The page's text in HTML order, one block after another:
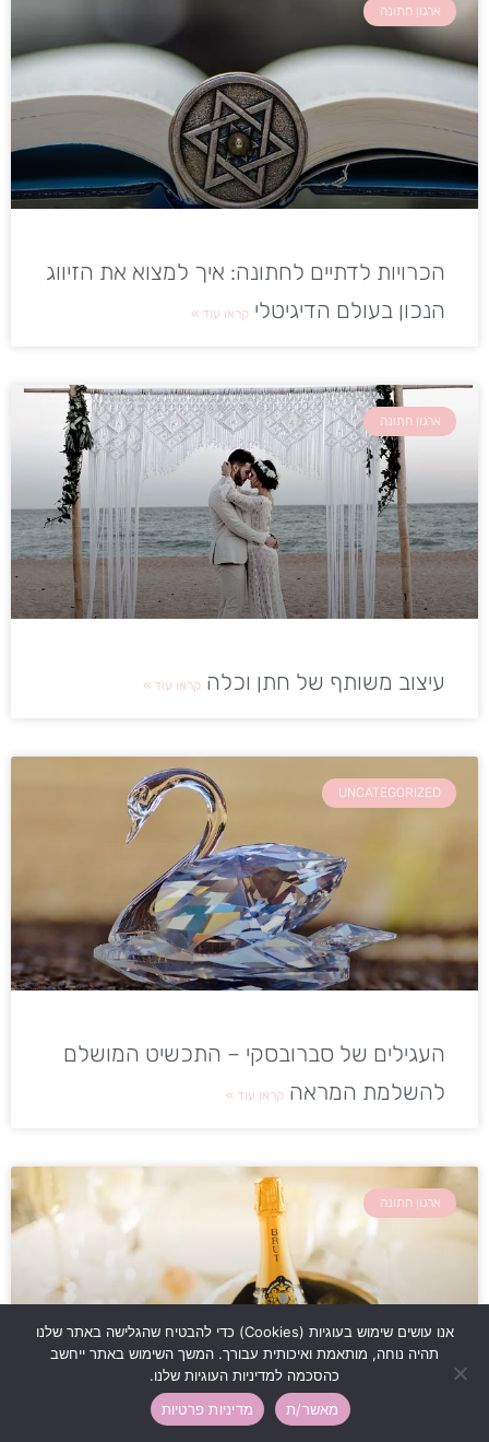
ארגון חתונה
הכרויות לדתיים לחתונה: איך למצוא את הזיווג
הנכון בעולם הדיגיטלי קראו עוד »
ארגון חתונה
עיצוב משותף של חתן וכלה קראו עוד »
UNCATEGORIZED
העגילים של סברובסקי – התכשיט המושלם
להשלמת המראה קראו עוד »
ארגון חתונה
אנו עושים שימוש בעוגיות (Cookies) כדי להבטיח שהגלישה באתר שלנו
תהיה נוחה, מותאמת ואיכותית עבורך. המשך השימוש באתר ייחשב
כהסכמה למדיניות העוגיות שלנו.
מאשר/ת
מדיניות פרטיות